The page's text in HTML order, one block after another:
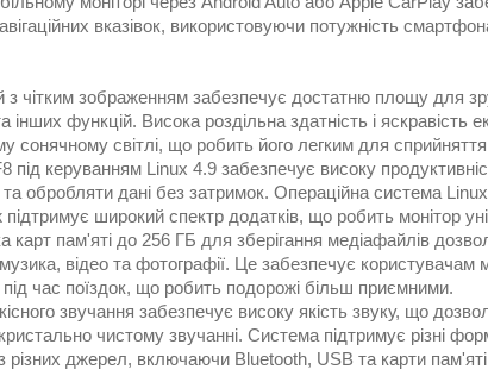
вказівок, використовуючи потужність
чітким зображенням забезпечує достатню площу для
інших функцій. Висока роздільна здатність і яскравість
сонячному світлі, що робить його легким для сприйняття
керуванням Linux 4.9 забезпечує високу
обробляти дані без затримок. Операційна система
підтримує широкий спектр додатків, що робить монітор
карт пам'яті до 256 ГБ для зберігання медіафайлів
музика, відео та фотографії. Це забезпечує
час поїздок, що робить подорожі більш приємними.
звучання забезпечує високу якість звуку, що
чистому звучанні. Система підтримує різні
різних джерел, включаючи Bluetooth, USB та карти